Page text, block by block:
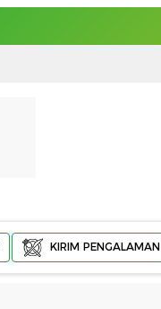
KIRIM PENGALAMAN